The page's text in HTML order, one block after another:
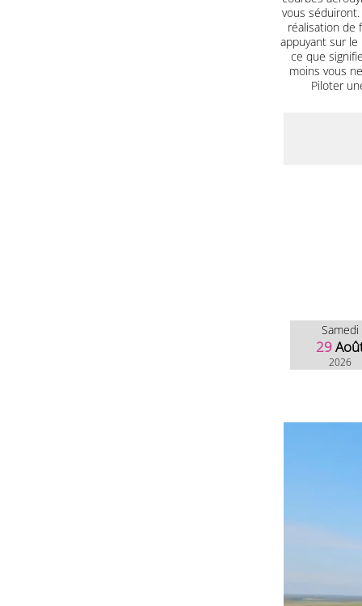
vous
réalisation de
appuyant sur le
ce que
moins vous
Piloter
Samedi
29
2026